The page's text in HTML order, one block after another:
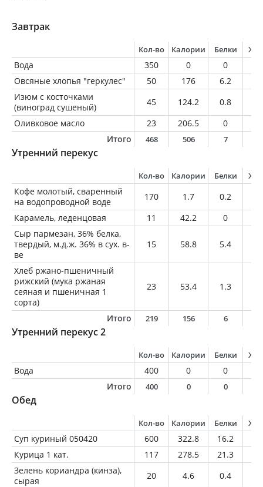
Завтрак
Кол-во Калории Белки
Вода 350 0 0
Овсяные хлопья "геркулес"
50 176 6.2
Изюм с косточками
(виноград сушеный)
45 124.2 0.8
Оливковое масло
23 206.5 0
Итого
468 506 7
Утренний перекус
Кол-во Калории Белки
Кофе молотый, сваренный
на водопроводной воде
170 1.7 0.2
Карамель, леденцовая
11 42.2 0
Сыр пармезан, 36% белка,
твердый, м.д.ж. 36% в сух. в-
ве
15 58.8 5.4
Хлеб ржано-пшеничный
рижский (мука ржаная
сеяная и пшеничная 1
сорта)
23 53.4 1.3
Итого 219 156 6
Утренний перекус 2
Кол-во Калории Белки
Вода 400 0 0
Итого
400 0 0
Обед
Кол-во Калории Белки
Суп куриный 050420 600 322.8 16.2
Курица 1 кат.
117 278.5 21.3
Зелень кориандра (кинза),
сырая
20 4.6 0.4